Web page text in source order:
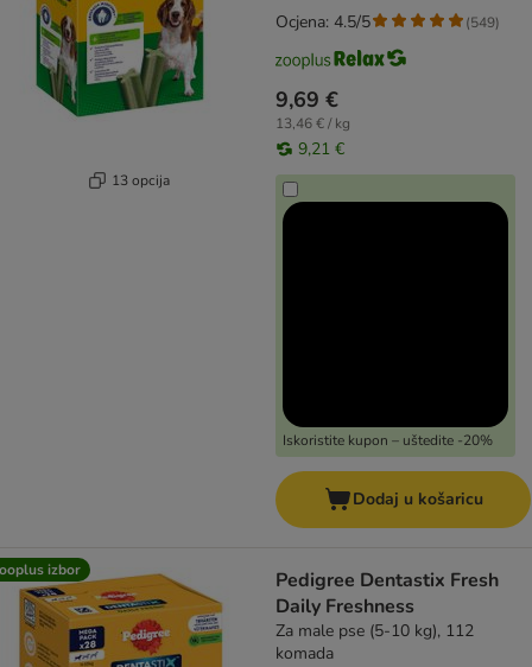
13 opcija
9,69 €
13,46 € / kg
9,21 €
Iskoristite kupon – uštedite -20%
Ocjena: 4.5/5 (549)
Dodaj u košaricu
izbor
Pedigree Dentastix Fresh
Daily Freshness
Za male pse (5-10 kg), 112
komada